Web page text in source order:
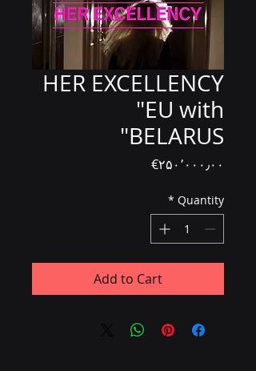
HER EXCELLENCY
"EU with
BELARUS"
‎€۲۵۰٬۰۰۰٫۰۰Price
Quantity
*
Add to Cart